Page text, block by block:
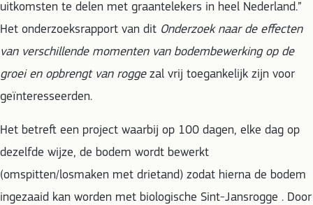
uitkomsten te delen met graantelekers in heel Nederland.”
Het onderzoeksrapport van dit Onderzoek naar de effecten
van verschillende momenten van bodembewerking op de
groei en opbrengt van roggezal vrij toegankelijk zijn voor
geïnteresseerden.
Het betreft een project waarbij op 100 dagen, elke dag op
dezelfde wijze, de bodem wordt bewerkt
(omspitten/losmaken met drietand) zodat hierna de bodem
ingezaaid kan worden met biologische Sint-Jansrogge . Door